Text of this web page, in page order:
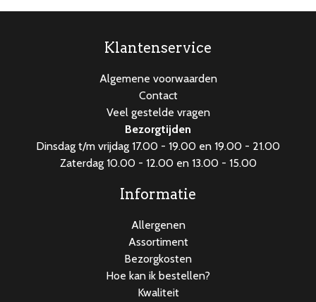
Klantenservice
Algemene voorwaarden
Contact
Veel gestelde vragen
Bezorgtijden
Dinsdag t/m vrijdag 17.00 - 19.00 en 19.00 - 21.00
Zaterdag 10.00 - 12.00 en 13.00 - 15.00
Informatie
Allergenen
Assortiment
Bezorgkosten
Hoe kan ik bestellen?
Kwaliteit